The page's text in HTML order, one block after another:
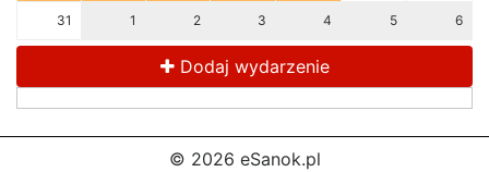
31 1 2 3 4 5 6
Dodaj wydarzenie
© 2026 eSanok.pl